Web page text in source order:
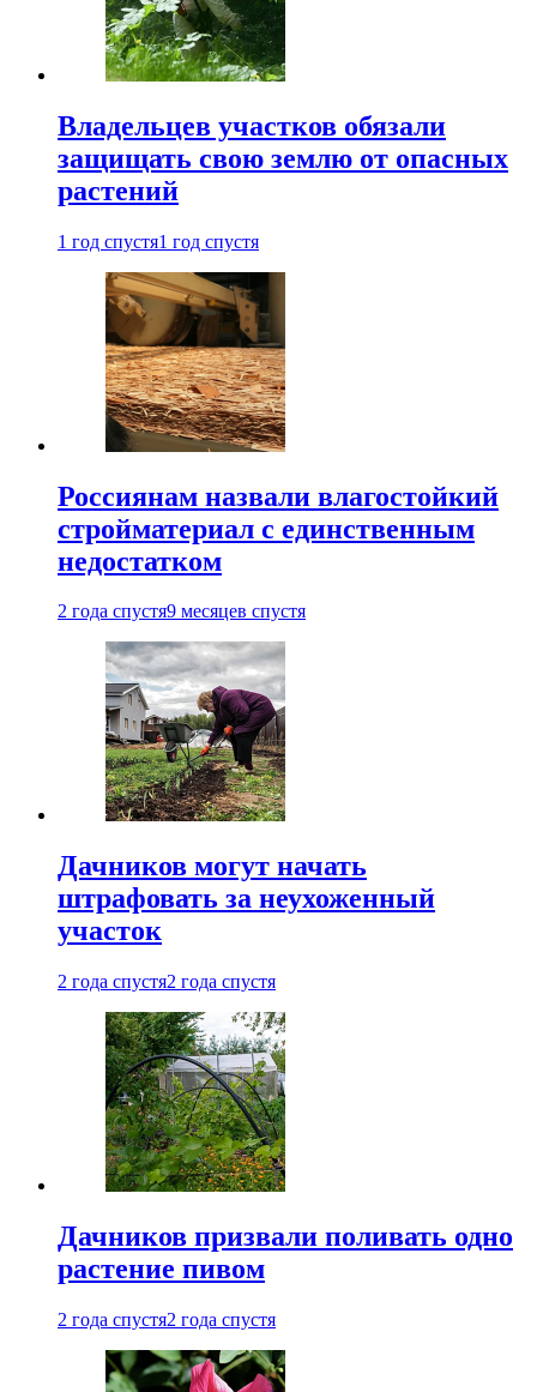
Владельцев участков обязали
защищать свою землю от опасных
растений
1 год спустя1 год спустя
Россиянам назвали влагостойкий
стройматериал с единственным
недостатком
2 года спустя9 месяцев спустя
Дачников могут начать
штрафовать за неухоженный
участок
2 года спустя2 года спустя
Дачников призвали поливать одно
растение пивом
2 года спустя2 года спустя